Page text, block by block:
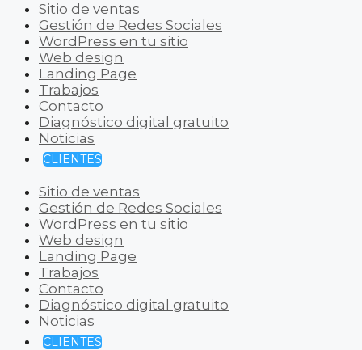
Sitio de ventas
Gestión de Redes Sociales
WordPress en tu sitio
Web design
Landing Page
Trabajos
Contacto
Diagnóstico digital gratuito
Noticias
CLIENTES
Sitio de ventas
Gestión de Redes Sociales
WordPress en tu sitio
Web design
Landing Page
Trabajos
Contacto
Diagnóstico digital gratuito
Noticias
CLIENTES